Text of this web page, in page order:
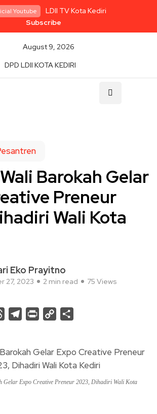
Youtube
LDII TV Kota Kediri
Subscribe
August 9, 2026
DPD LDII KOTA KEDIRI
Barokah Gelar
Preneur
Wali Kota
Eko Prayitno
27, 2023 2 min read 75 Views
ThreadsTelegram
Print
Copy
Gelar Expo Creative Preneur 2023, Dihadiri Wali Kota